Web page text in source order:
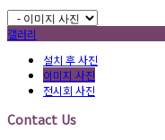
갤러리
설치 후 사진
이미지 사진
전시회 사진
Contact Us